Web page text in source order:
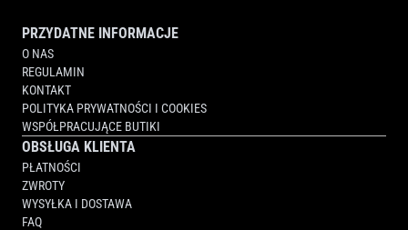
PRZYDATNE INFORMACJE
O NAS
REGULAMIN
KONTAKT
POLITYKA PRYWATNOŚCI I COOKIES
WSPÓŁPRACUJĄCE BUTIKI
OBSŁUGA KLIENTA
PŁATNOŚCI
ZWROTY
WYSYŁKA I DOSTAWA
FAQ